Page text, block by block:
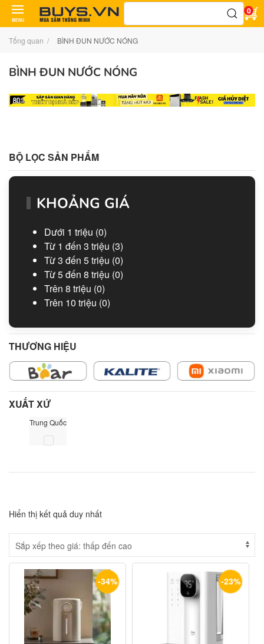
MENU
Tìm
0
Tổng quan BÌNH ĐUN NƯỚC NÓNG
BÌNH ĐUN NƯỚC NÓNG
BỘ LỌC SẢN PHẨM
KHOẢNG GIÁ
Dưới 1 triệu (0)
Từ 1 đến 3 triệu (3)
Từ 3 đến 5 triệu (0)
Từ 5 đến 8 triệu (0)
Trên 8 triệu (0)
Trên 10 triệu (0)
THƯƠNG HIỆU
XUẤT XỨ
Trung Quốc
Hiển thị kết quả duy nhất
-34% -23%